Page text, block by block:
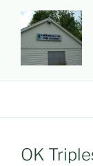
inhoud
OK